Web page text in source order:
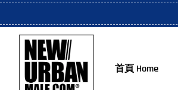
首頁 Home